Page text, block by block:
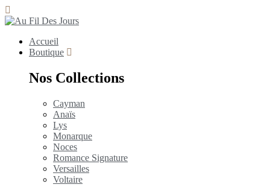
Accueil
Boutique
Nos Collections
Cayman
Anaïs
Lys
Monarque
Noces
Romance Signature
Versailles
Voltaire